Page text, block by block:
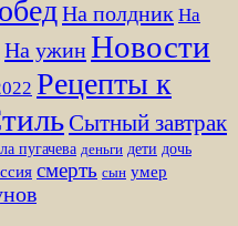
На полдник На
На ужинНовости
Рецепты к
Сытный завтрак
пугачева деньги дети дочь
смерть сын умер